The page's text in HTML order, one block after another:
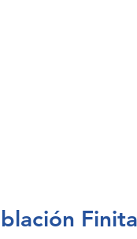
Finita